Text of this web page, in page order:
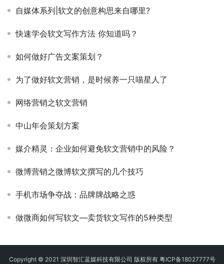
自媒体系列|软文的创意构思来自哪里?
快速学会软文写作方法 你知道吗？
如何做好广告文案策划？
为了做好软文营销，是时候养一只喵星人了
网络营销之软文营销
中山年会策划方案
媒介精灵：企业如何避免软文营销中的风险？
微博营销之微博软文撰写的几个技巧
手机市场争夺战：品牌牌战略之惑
做微商如何写软文—卖货软文写作的5种类型
Copyright © 2021 深圳智汇蓝媒科技有限公司 版权所有 粤ICP备18027777号